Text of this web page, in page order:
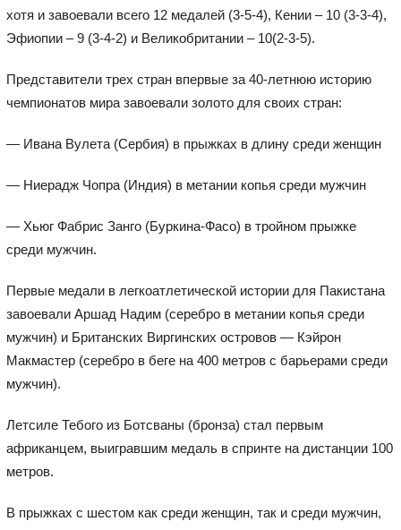
хотя и завоевали всего 12 медалей (3-5-4), Кении – 10 (3-3-4),
Эфиопии – 9 (3-4-2) и Великобритании – 10(2-3-5).
Представители трех стран впервые за 40-летнюю историю
чемпионатов мира завоевали золото для своих стран:
— Ивана Вулета (Сербия) в прыжках в длину среди женщин
— Ниерадж Чопра (Индия) в метании копья среди мужчин
— Хьюг Фабрис Занго (Буркина-Фасо) в тройном прыжке
среди мужчин.
Первые медали в легкоатлетической истории для Пакистана
завоевали Аршад Надим (серебро в метании копья среди
мужчин) и Британских Виргинских островов — Кэйрон
Макмастер (серебро в беге на 400 метров с барьерами среди
мужчин).
Летсиле Тебого из Ботсваны (бронза) стал первым
африканцем, выигравшим медаль в спринте на дистанции 100
метров.
В прыжках с шестом как среди женщин, так и среди мужчин,